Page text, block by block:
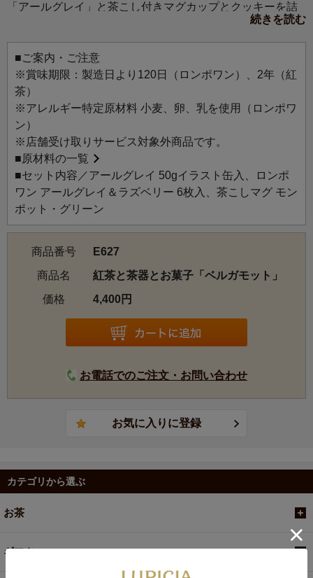
「アールグレイ」と茶こし付きマグカップとクッキーを詰
め合わせました。ご自宅用にも贈りものにもおすすめで
す。
続きを読む
■ご案内・ご注意
※賞味期限：製造日より120日（ロンポワン）、2年（紅
茶）
※アレルギー特定原材料 小麦、卵、乳を使用（ロンポワ
ン）
※店舗受け取りサービス対象外商品です。
■原材料の一覧
■セット内容／アールグレイ 50gイラスト缶入、ロンポ
ワン アールグレイ＆ラズベリー 6枚入、茶こしマグ モン
ポット・グリーン
商品番号
E627
商品名
紅茶と茶器とお菓子「ベルガモット」
価格
4,400円
お電話でのご注文・お問い合わせ
カテゴリから選ぶ
お茶
ギフト